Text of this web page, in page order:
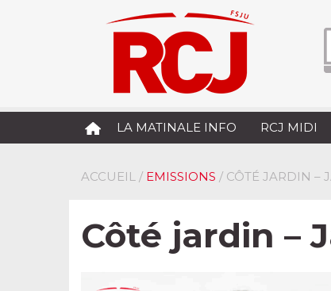
LA MATINALE INFO RCJ MIDI
ACCUEIL / EMISSIONS / CÔTÉ JARDIN –
Côté jardin –